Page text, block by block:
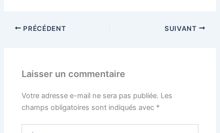
PRÉCÉDENT SUIVANT
Laisser un commentaire
Votre adresse e-mail ne sera pas publiée. Les
champs obligatoires sont indiqués avec *